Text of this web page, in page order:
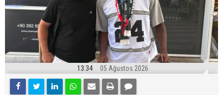
13:34 05 Ağustos 2026